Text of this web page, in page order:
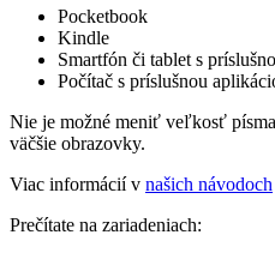
Pocketbook
Kindle
Smartfón či tablet s
Počítač s príslušnou
Nie je možné meniť veľkosť
väčšie obrazovky.
Viac informácií v našich návodoch
Prečítate na zariadeniach: